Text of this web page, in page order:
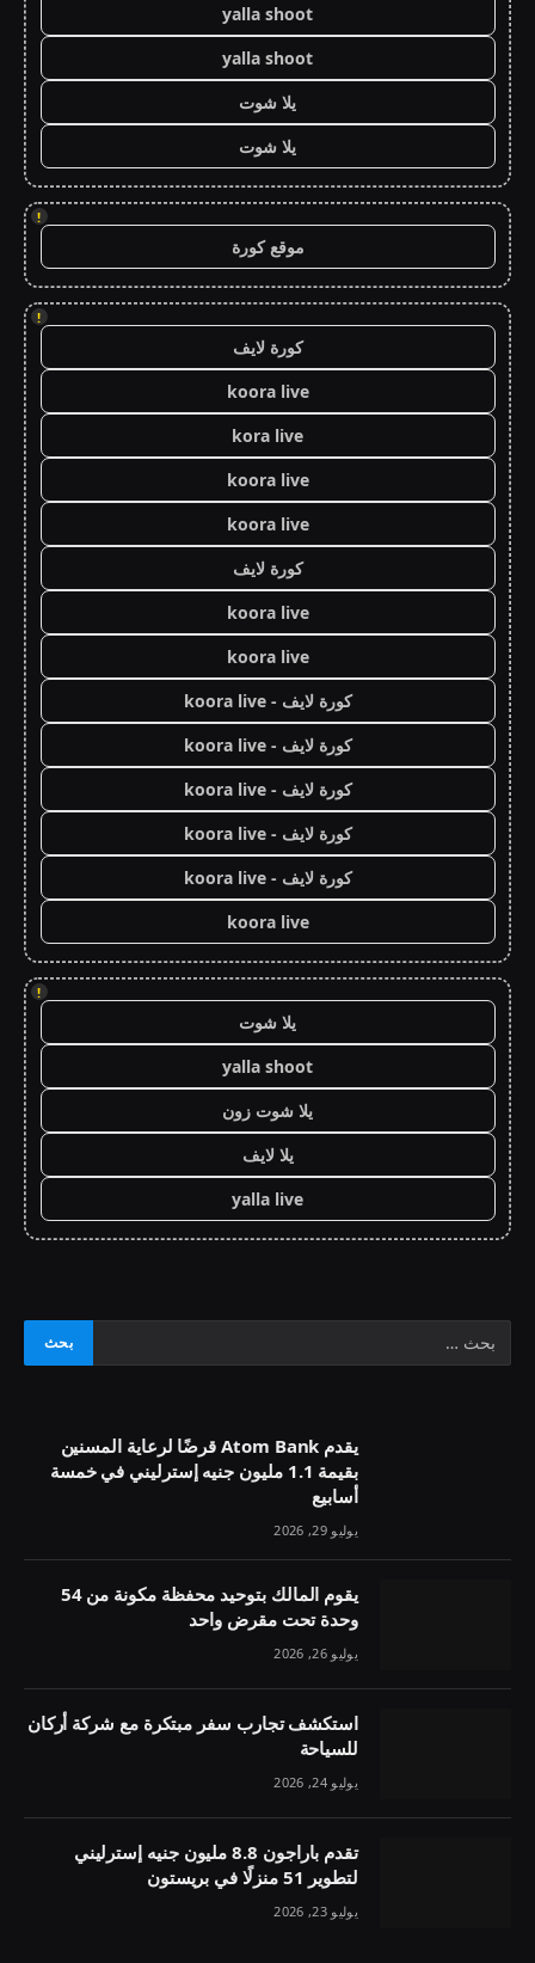
yalla shoot
yalla shoot
يلا شوت
يلا شوت
!
موقع كورة
!
كورة لايف
koora live
kora live
koora live
koora live
كورة لايف
koora live
koora live
كورة لايف - koora live
كورة لايف - koora live
كورة لايف - koora live
كورة لايف - koora live
كورة لايف - koora live
koora live
!
يلا شوت
yalla shoot
يلا شوت زون
يلا لايف
yalla live
يقدم Atom Bank قرضًا لرعاية المسنين
بقيمة 1.1 مليون جنيه إسترليني في خمسة
أسابيع
يوليو 29, 2026
يقوم المالك بتوحيد محفظة مكونة من 54
وحدة تحت مقرض واحد
يوليو 26, 2026
استكشف تجارب سفر مبتكرة مع شركة أركان
للسياحة
يوليو 24, 2026
تقدم باراجون 8.8 مليون جنيه إسترليني
لتطوير 51 منزلًا في بريستون
يوليو 23, 2026